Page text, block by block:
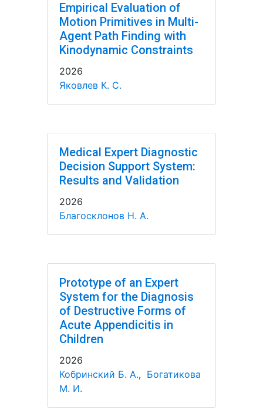
Empirical Evaluation of
Motion Primitives in Multi-
Agent Path Finding with
Kinodynamic Constraints
2026
Яковлев К. С.
Medical Expert Diagnostic
Decision Support System:
Results and Validation
2026
Благосклонов Н. А.
Prototype of an Expert
System for the Diagnosis
of Destructive Forms of
Acute Appendicitis in
Children
2026
Кобринский Б. А., Богатикова
М. И.